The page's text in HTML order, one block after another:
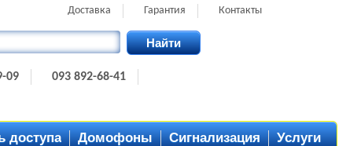
Доставка Гарантия Контакты
Найти
09
093 892-68-41
доступа Домофоны Сигнализация Услуги